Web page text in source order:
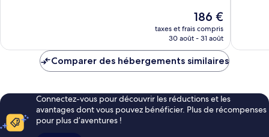
Le
nouveau
prix
de
186 €
taxes et frais compris
30 août - 31 août
Comparer des hébergements similaires
Connectez-vous pour découvrir les réductions et les
avantages dont vous pouvez bénéficier. Plus de récompenses
pour plus d’aventures !